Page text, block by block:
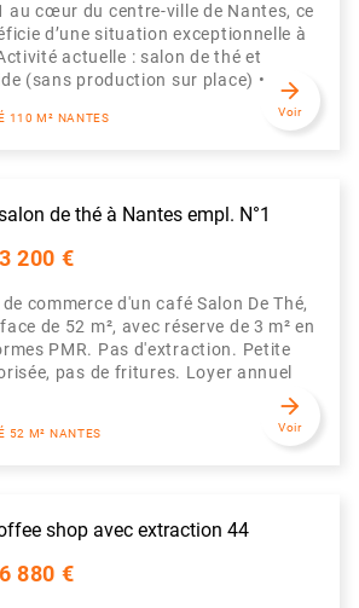
au cœur du centre-ville de Nantes, ce
d’une situation exceptionnelle à
actuelle : salon de thé et
(sans production sur place) • ...
110 M² NANTES
arrow_forward
Voir
de thé à Nantes empl. N°1
200 €
commerce d'un café Salon De Thé,
de 52 m², avec réserve de 3 m² en
PMR. Pas d'extraction. Petite
pas de fritures. Loyer annuel
52 M² NANTES
arrow_forward
Voir
shop avec extraction 44
880 €